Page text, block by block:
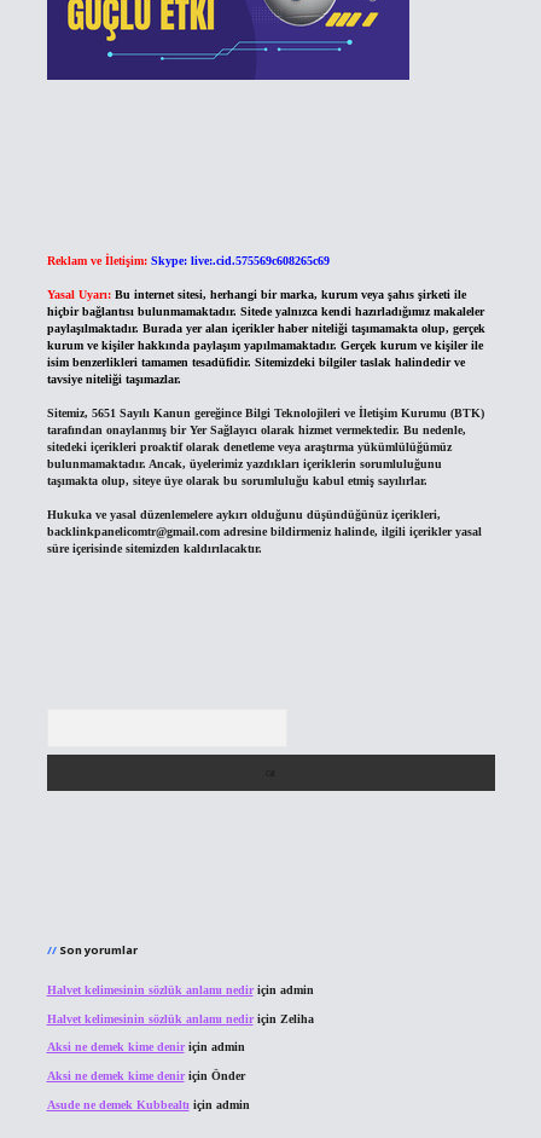
Reklam ve İletişim: Skype: live:.cid.575569c608265c69
Yasal Uyarı: Bu internet sitesi, herhangi bir marka, kurum veya şahıs şirketi ile
hiçbir bağlantısı bulunmamaktadır. Sitede yalnızca kendi hazırladığımız makaleler
paylaşılmaktadır. Burada yer alan içerikler haber niteliği taşımamakta olup, gerçek
kurum ve kişiler hakkında paylaşım yapılmamaktadır. Gerçek kurum ve kişiler ile
isim benzerlikleri tamamen tesadüfidir. Sitemizdeki bilgiler taslak halindedir ve
tavsiye niteliği taşımazlar.
Sitemiz, 5651 Sayılı Kanun gereğince Bilgi Teknolojileri ve İletişim Kurumu (BTK)
tarafından onaylanmış bir Yer Sağlayıcı olarak hizmet vermektedir. Bu nedenle,
sitedeki içerikleri proaktif olarak denetleme veya araştırma yükümlülüğümüz
bulunmamaktadır. Ancak, üyelerimiz yazdıkları içeriklerin sorumluluğunu
taşımakta olup, siteye üye olarak bu sorumluluğu kabul etmiş sayılırlar.
Hukuka ve yasal düzenlemelere aykırı olduğunu düşündüğünüz içerikleri,
backlinkpanelicomtr@gmail.comadresine bildirmeniz halinde, ilgili içerikler yasal
süre içerisinde sitemizden kaldırılacaktır.
Son yorumlar
Halvet kelimesinin sözlük anlamı nediriçin admin
Halvet kelimesinin sözlük anlamı nediriçin Zeliha
Aksi ne demek kime deniriçin admin
Aksi ne demek kime deniriçin Önder
Asude ne demek Kubbealtı için admin